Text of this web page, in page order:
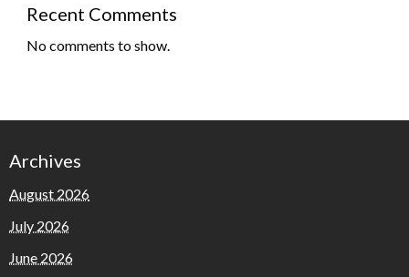
Recent Comments
No comments to show.
Archives
August 2026
July 2026
June 2026